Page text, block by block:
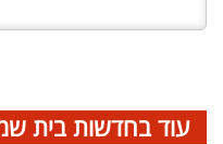
עוד בחדשות בית